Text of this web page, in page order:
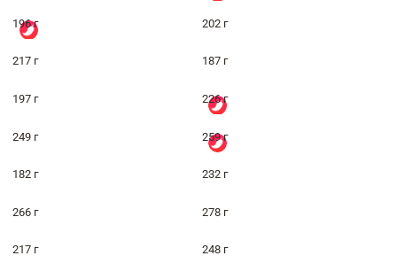
196 г 202 г
217 г 187 г
197 г 226 г
249 г 259 г
182 г 232 г
266 г 278 г
217 г 248 г